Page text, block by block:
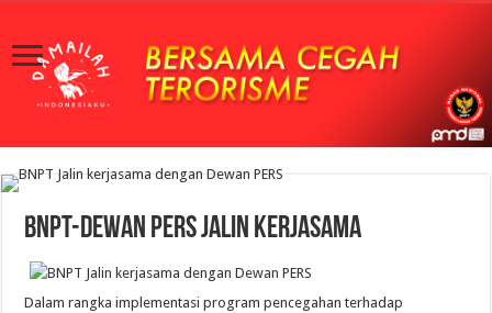
BNPT-Dewan Pers Jalin Kerjasama
Dalam rangka implementasi program pencegahan terhadap